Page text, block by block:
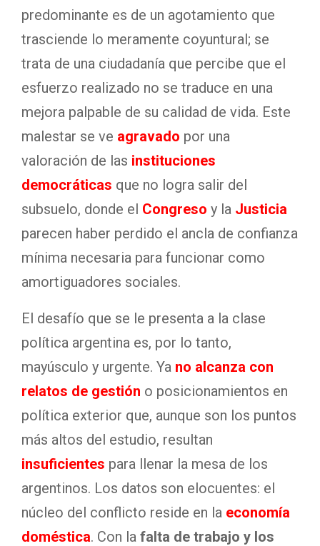
predominante es de un agotamiento que
trasciende lo meramente coyuntural; se
trata de una ciudadanía que percibe que el
esfuerzo realizado no se traduce en una
mejora palpable de su calidad de vida. Este
malestar se ve agravado por una
valoración de las instituciones
democráticas que no logra salir del
subsuelo, donde el Congreso y la Justicia
parecen haber perdido el ancla de confianza
mínima necesaria para funcionar como
amortiguadores sociales.
El desafío que se le presenta a la clase
política argentina es, por lo tanto,
mayúsculo y urgente. Ya no alcanza con
relatos de gestión o posicionamientos en
política exterior que, aunque son los puntos
más altos del estudio, resultan
insuficientes para llenar la mesa de los
argentinos. Los datos son elocuentes: el
núcleo del conflicto reside en la economía
doméstica. Con la falta de trabajo y los